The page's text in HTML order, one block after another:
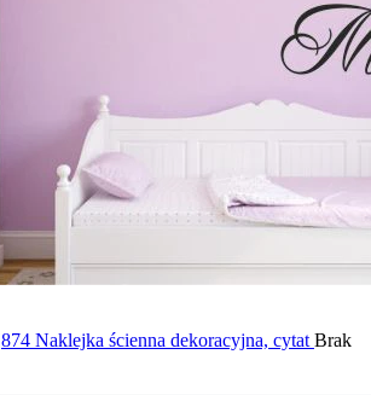
874 Naklejka ścienna dekoracyjna, cytat Brak